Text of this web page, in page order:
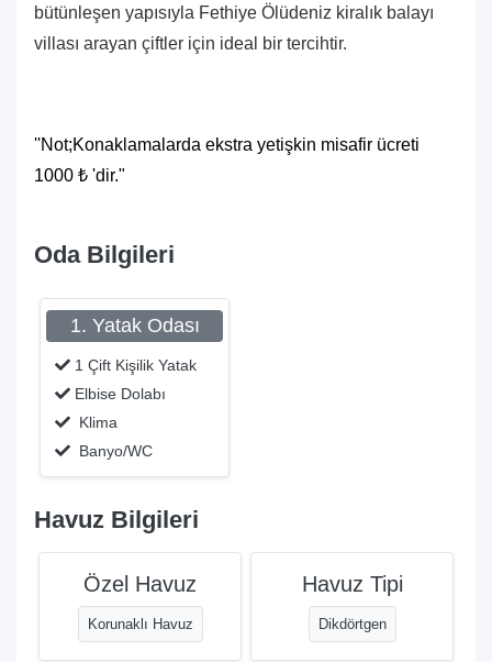
bütünleşen yapısıyla Fethiye Ölüdeniz kiralık balayı
villası arayan çiftler için ideal bir tercihtir.
''Not;Konaklamalarda ekstra yetişkin misafir ücreti
1000 ₺ 'dir."
Oda Bilgileri
1. Yatak Odası
1 Çift Kişilik Yatak
Elbise Dolabı
Klima
Banyo/WC
Havuz Bilgileri
Özel Havuz
Korunaklı Havuz
Havuz Tipi
Dikdörtgen